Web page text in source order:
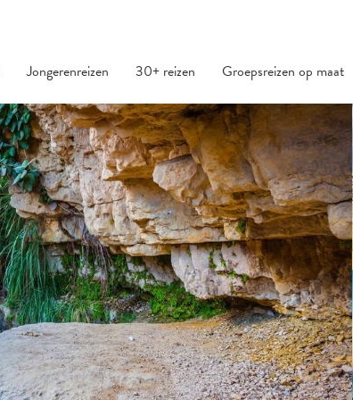
Jongerenreizen 30+ reizen Groepsreizen op maat